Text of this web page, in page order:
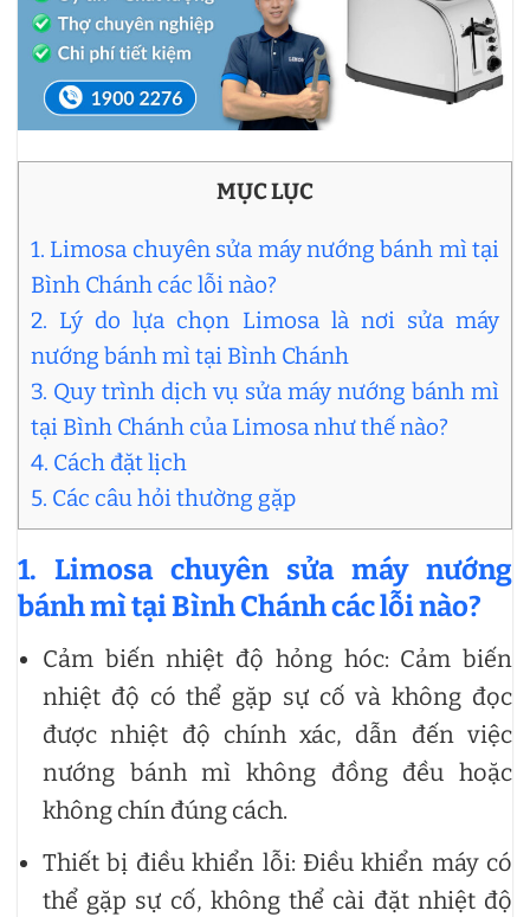
MỤC LỤC
1. Limosa chuyên sửa máy nướng bánh mì tại
Bình Chánh các lỗi nào?
2. Lý do lựa chọn Limosa là nơi sửa máy
nướng bánh mì tại Bình Chánh
3. Quy trình dịch vụ sửa máy nướng bánh mì
tại Bình Chánh của Limosa như thế nào?
4. Cách đặt lịch
5. Các câu hỏi thường gặp
1. Limosa chuyên sửa máy nướng
bánh mì tại Bình Chánh các lỗi nào?
Cảm biến nhiệt độ hỏng hóc: Cảm biến
nhiệt độ có thể gặp sự cố và không đọc
được nhiệt độ chính xác, dẫn đến việc
nướng bánh mì không đồng đều hoặc
không chín đúng cách.
Thiết bị điều khiển lỗi: Điều khiển máy có
thể gặp sự cố, không thể cài đặt nhiệt độ